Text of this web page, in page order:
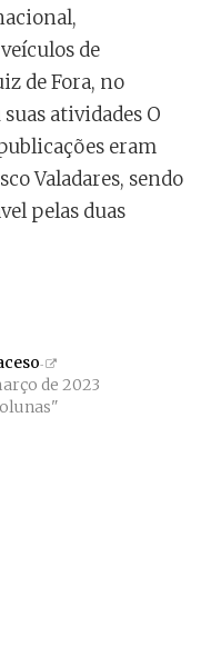
de
de Fora, no
atividades O
eram
Valadares, sendo
pelas duas
de 2023